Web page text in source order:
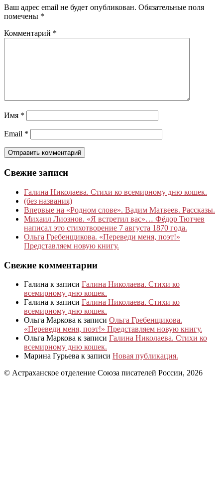
Ваш адрес email не будет опубликован. Обязательные поля
помечены *
Комментарий *
Имя *
Email *
Свежие записи
Галина Николаева. Стихи ко всемирному дню кошек.
(без названия)
Впервые на «Родном слове». Вадим Матвеев. Рассказы.
Михаил Лиознов. «Я встретил вас»… Фёдор Тютчев
написал это стихотворение 7 августа 1870 года.
Ольга Гребенщикова. «Переведи меня, поэт!»
Представляем новую книгу.
Свежие комментарии
Галина к записи Галина Николаева. Стихи ко
всемирному дню кошек.
Галина к записи Галина Николаева. Стихи ко
всемирному дню кошек.
Ольга Маркова к записи Ольга Гребенщикова.
«Переведи меня, поэт!» Представляем новую книгу.
Ольга Маркова к записи Галина Николаева. Стихи ко
всемирному дню кошек.
Марина Гурьева к записи Новая публикация.
© Астраханское отделение Союза писателей России, 2026